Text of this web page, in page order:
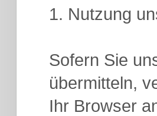
1. Nutzung
Sofern Sie
übermitteln,
Ihr Browser